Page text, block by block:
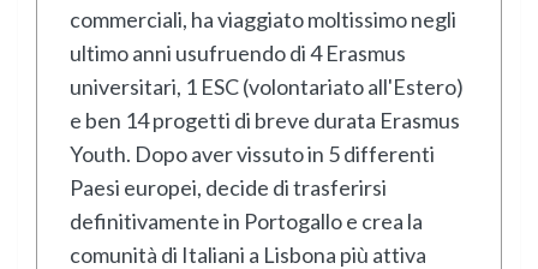
commerciali, ha viaggiato moltissimo negli
ultimo anni usufruendo di 4 Erasmus
universitari, 1 ESC (volontariato all'Estero)
e ben 14 progetti di breve durata Erasmus
Youth. Dopo aver vissuto in 5 differenti
Paesi europei, decide di trasferirsi
definitivamente in Portogallo e crea la
comunità di Italiani a Lisbona più attiva